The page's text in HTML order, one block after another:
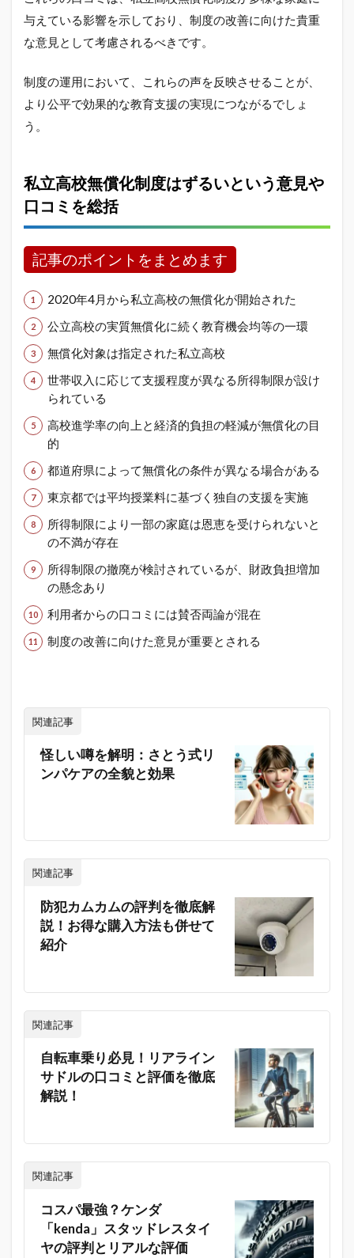
与えている影響を示しており、制度の改善に向けた貴重
な意見として考慮されるべきです。
制度の運用において、これらの声を反映させることが、
より公平で効果的な教育支援の実現につながるでしょ
う。
私立高校無償化制度はずるいという意見や
口コミを総括
記事のポイントをまとめます
2020年4月から私立高校の無償化が開始された
公立高校の実質無償化に続く教育機会均等の一環
無償化対象は指定された私立高校
世帯収入に応じて支援程度が異なる所得制限が設け
られている
高校進学率の向上と経済的負担の軽減が無償化の目
的
都道府県によって無償化の条件が異なる場合がある
東京都では平均授業料に基づく独自の支援を実施
所得制限により一部の家庭は恩恵を受けられないと
の不満が存在
所得制限の撤廃が検討されているが、財政負担増加
の懸念あり
利用者からの口コミには賛否両論が混在
制度の改善に向けた意見が重要とされる
関連記事
怪しい噂を解明：さとう式リ
ンパケアの全貌と効果
関連記事
防犯カムカムの評判を徹底解
説！お得な購入方法も併せて
紹介
関連記事
自転車乗り必見！リアライン
サドルの口コミと評価を徹底
解説！
関連記事
コスパ最強？ケンダ
「kenda」スタッドレスタイ
ヤの評判とリアルな評価